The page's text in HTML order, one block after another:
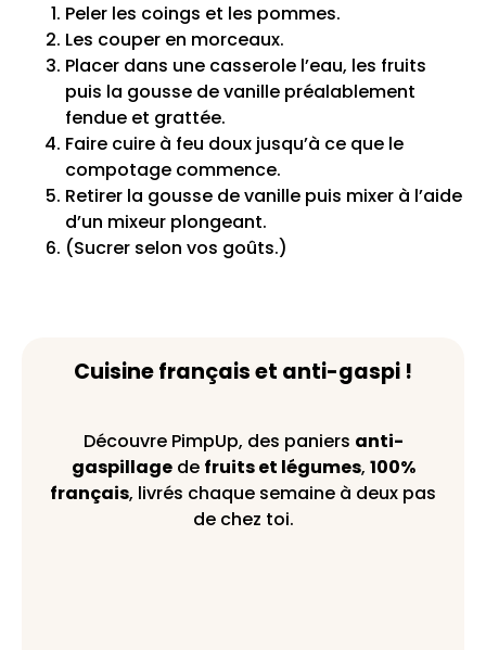
Peler les coings et les pommes.
Les couper en morceaux.
Placer dans une casserole l’eau, les fruits
puis la gousse de vanille préalablement
fendue et grattée.
Faire cuire à feu doux jusqu’à ce que le
compotage commence.
Retirer la gousse de vanille puis mixer à l’aide
d’un mixeur plongeant.
(Sucrer selon vos goûts.)
Cuisine français et anti-gaspi !
Découvre PimpUp, des paniers anti-
gaspillagede fruits et légumes, 100%
français, livrés chaque semaine à deux pas
de chez toi.